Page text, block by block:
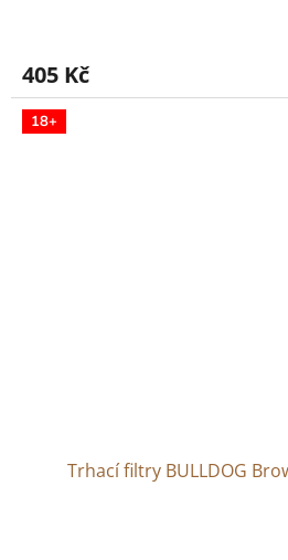
405 Kč
18+
Trhací filtry BULLDOG